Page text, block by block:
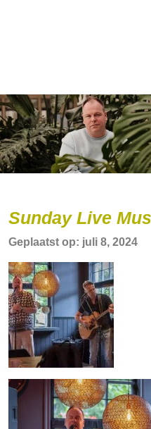
Sunday Live
Geplaatst op: juli 8, 2024